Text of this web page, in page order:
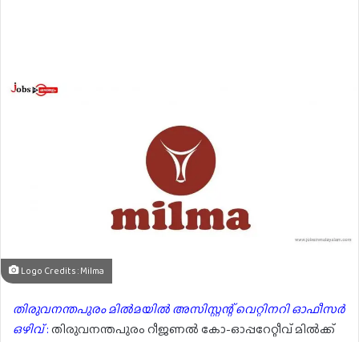
Logo Credits : Milma
തിരുവനന്തപുരം മിൽമയിൽ അസിസ്റ്റന്റ് വെറ്റിനറി ഓഫീസർ
ഒഴിവ്:തിരുവനന്തപുരം റീജണൽ കോ-ഓപ്പറേറ്റീവ് മിൽക്ക്